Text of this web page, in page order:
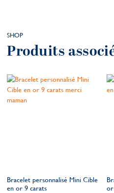
SHOP
Produits
Bracelet personnalisé Mini Cible
en or 9 carats
or